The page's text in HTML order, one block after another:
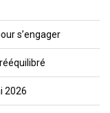
s’engager
2026